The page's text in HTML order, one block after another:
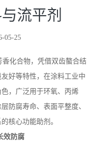
流平剂
05-25
香化合物，凭借双齿螯合结
好等特性，在涂料工业中
，广泛用于环氧、丙烯
防腐寿命、表面平整度、
核心功能助剂。
效防腐